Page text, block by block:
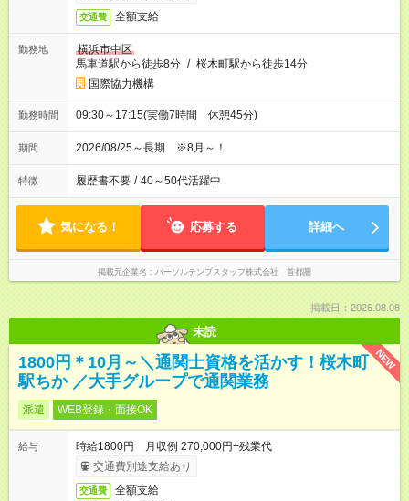
交通費 全額支給
勤務地
横浜市中区
馬車道駅から徒歩8分 / 桜木町駅から徒歩14分
国際協力機構
勤務時間 09:30～17:15(実働7時間 休憩45分)
期間 2026/08/25～長期 ※8月～！
特徴 履歴書不要 / 40～50代活躍中
気になる！ 応募する 詳細へ
掲載元企業名 パーソルテンプスタッフ株式会社 首都圏
掲載日：2026.08.08
未読
NEW
1800円＊10月～＼通関士資格を活かす！桜木町
駅ちか ／大手グループで通関業務
派遣 WEB登録・面接OK
給与
時給1800円 月収例 270,000円+残業代
交通費別途支給あり
交通費 全額支給